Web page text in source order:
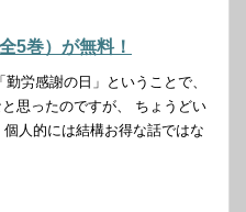
5巻）が無料！
労感謝の日」ということで、
思ったのですが、 ちょうどい
人的には結構お得な話ではな